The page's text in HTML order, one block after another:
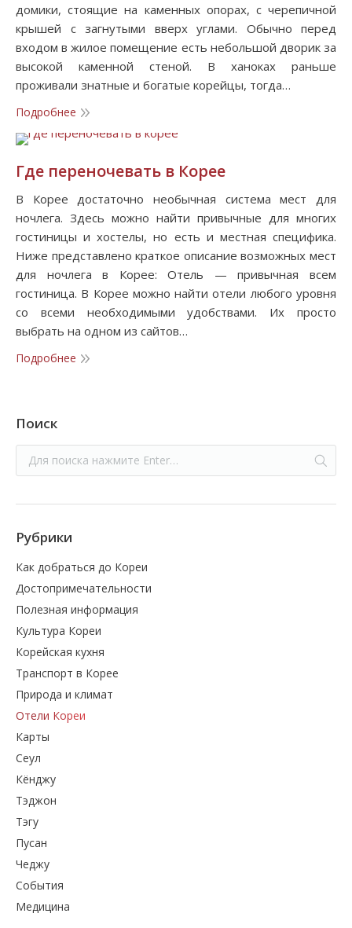
домики, стоящие на каменных опорах, с черепичной
крышей с загнутыми вверх углами. Обычно перед
входом в жилое помещение есть небольшой дворик за
высокой каменной стеной. В ханоках раньше
проживали знатные и богатые корейцы, тогда…
Подробнее
Где переночевать в Корее
В Корее достаточно необычная система мест для
ночлега. Здесь можно найти привычные для многих
гостиницы и хостелы, но есть и местная специфика.
Ниже представлено краткое описание возможных мест
для ночлега в Корее: Отель — привычная всем
гостиница. В Корее можно найти отели любого уровня
со всеми необходимыми удобствами. Их просто
выбрать на одном из сайтов…
Подробнее
Поиск
Рубрики
Как добраться до Кореи
Достопримечательности
Полезная информация
Культура Кореи
Корейская кухня
Транспорт в Корее
Природа и климат
Отели Кореи
Карты
Сеул
Кёнджу
Тэджон
Тэгу
Пусан
Чеджу
События
Медицина